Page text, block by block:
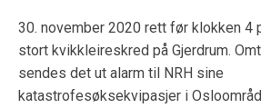
30. november 2020 rett før klokken 4
stort kvikkleireskred på Gjerdrum.
sendes det ut alarm til NRH sine
katastrofesøksekvipasjer i